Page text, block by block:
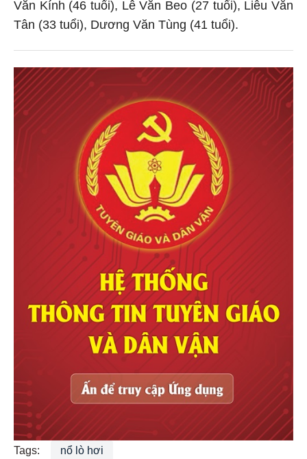
Văn Kính (46 tuổi), Lê Văn Beo (27 tuổi), Liễu Văn
Tân (33 tuổi), Dương Văn Tùng (41 tuổi).
Tags: nổ lò hơi